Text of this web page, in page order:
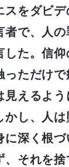
スをダビ
者で、人
した。信
っただけ
見えるよ
かし、人
に深く根
、それを